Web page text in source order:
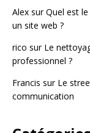
Alex surQuel est
un site web ?
rico sur Le
professionnel ?
Francis sur Le
communication